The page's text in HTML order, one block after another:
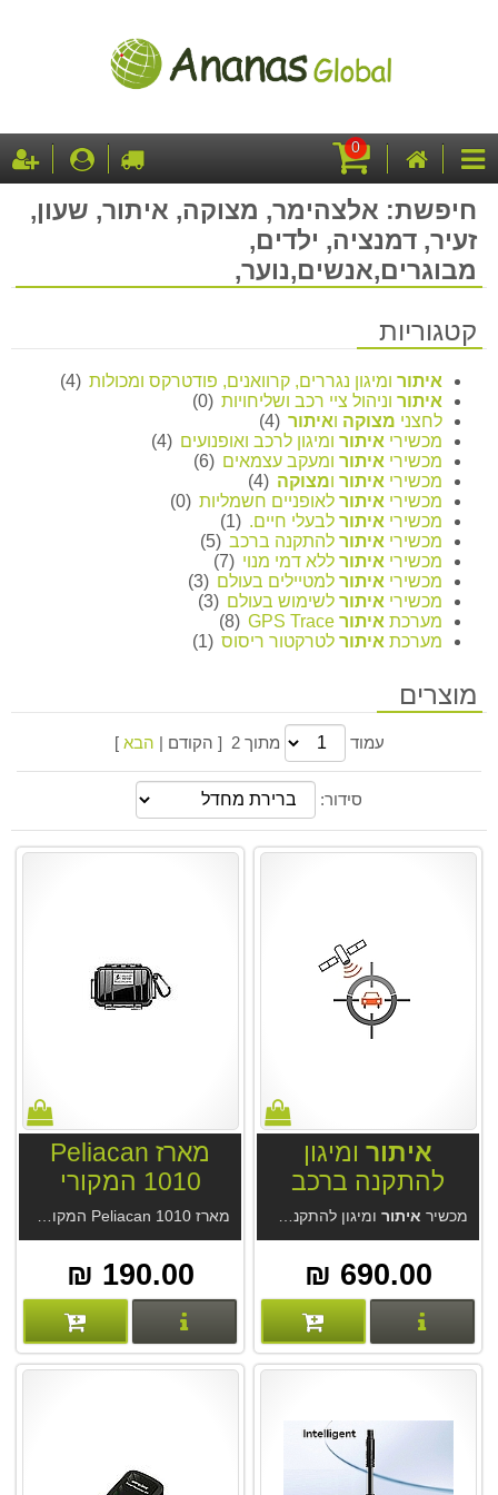
קטגוריותהבית
קניות
0 לקופה
חיפשת: אלצהימר, מצוקה, איתור, שעון,
זעיר, דמנציה, ילדים,
מבוגרים,אנשים,נוער,
קטגוריות
איתור ומיגון נגררים, קרוואנים, פודטרקס ומכולות (4)
איתור וניהול ציי רכב ושליחויות (0)
לחצני מצוקה ואיתור (4)
מכשירי איתור ומיגון לרכב ואופנועים (4)
מכשירי איתור ומעקב עצמאים (6)
מכשירי איתור ומצוקה (4)
מכשירי איתור לאופניים חשמליות (0)
מכשירי איתור לבעלי חיים. (1)
מכשירי איתור להתקנה ברכב (5)
מכשירי איתור ללא דמי מנוי (7)
מכשירי איתור למטיילים בעולם (3)
מכשירי איתור לשימוש בעולם (3)
מערכת איתור
(8)
מערכת איתור לטרקטור ריסוס (1)
מוצרים
עמוד מתוך 2 [ הקודם | הבא ]
סידור:
איתורומיגון
להתקנה ברכב
VL110T 4Gמכשיר איתור ומיגון להתקנה ברכב ואופנועים VL110T 4G. מכשיר מחברת Jimi-Concox הגדולה בסין. מערכת
690.00 ₪
פרטים נוספים
מארז Peliacan
1010 המקורי
מארז Peliacan 1010 המקורי עם רפידת הגנה פנימית למידות מכשיר
190.00 ₪
פרטים נוספים